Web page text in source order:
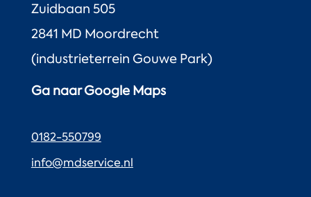
Zuidbaan 505
2841 MD Moordrecht
(industrieterrein Gouwe Park)
Ga naar Google Maps
0182-550799
info@mdservice.nl